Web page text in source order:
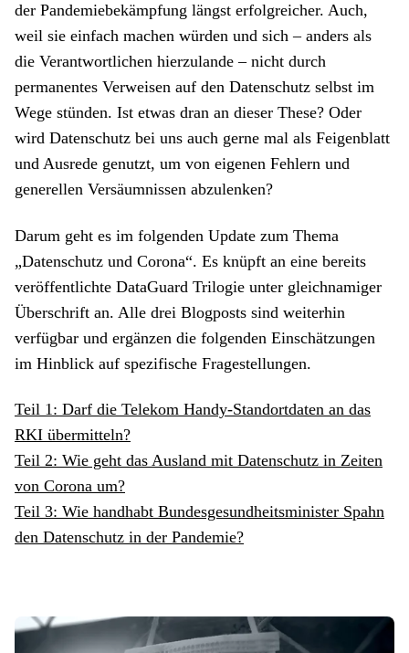
der Pandemiebekämpfung längst erfolgreicher. Auch,
weil sie einfach machen würden und sich – anders als
die Verantwortlichen hierzulande – nicht durch
permanentes Verweisen auf den Datenschutz selbst im
Wege stünden. Ist etwas dran an dieser These? Oder
wird Datenschutz bei uns auch gerne mal als Feigenblatt
und Ausrede genutzt, um von eigenen Fehlern und
generellen Versäumnissen abzulenken?
Darum geht es im folgenden Update zum Thema
„Datenschutz und Corona“. Es knüpft an eine bereits
veröffentlichte DataGuard Trilogie unter gleichnamiger
Überschrift an. Alle drei Blogposts sind weiterhin
verfügbar und ergänzen die folgenden Einschätzungen
im Hinblick auf spezifische Fragestellungen.
Teil 1: Darf die Telekom Handy-Standortdaten an das
RKI übermitteln?
Teil 2: Wie geht das Ausland mit Datenschutz in Zeiten
von Corona um?
Teil 3: Wie handhabt Bundesgesundheitsminister Spahn
den Datenschutz in der Pandemie?